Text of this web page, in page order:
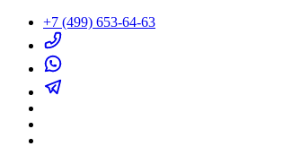
+7 (499) 653-64-63